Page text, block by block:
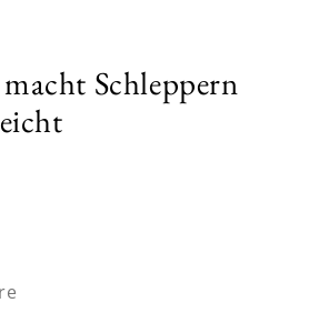
Schleppern